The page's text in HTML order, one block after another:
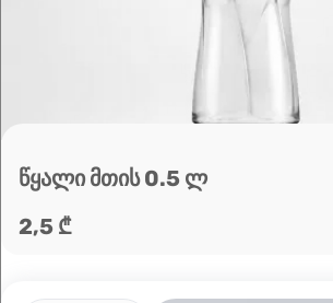
მარშრუტის დაგეგმვა
წყალი მთის 0.5 ლ
2,5 ₾